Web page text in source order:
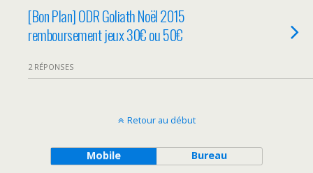
[Bon Plan] ODR Goliath Noël 2015
remboursement jeux 30€ ou 50€
2 RÉPONSES
Retour au début
Mobile Bureau